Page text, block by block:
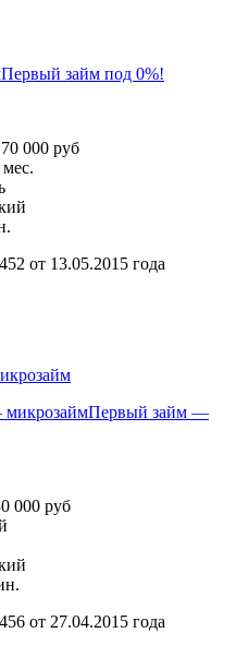
Первый займ под 0%!
000 руб
от 13.05.2015 года
Первый займ —
000 руб
от 27.04.2015 года